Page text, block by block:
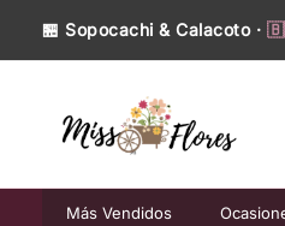
🏪 Sopocachi & Calacoto ·
Más Vendidos